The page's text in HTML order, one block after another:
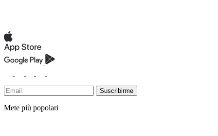
Suscribirme
Mete più popolari